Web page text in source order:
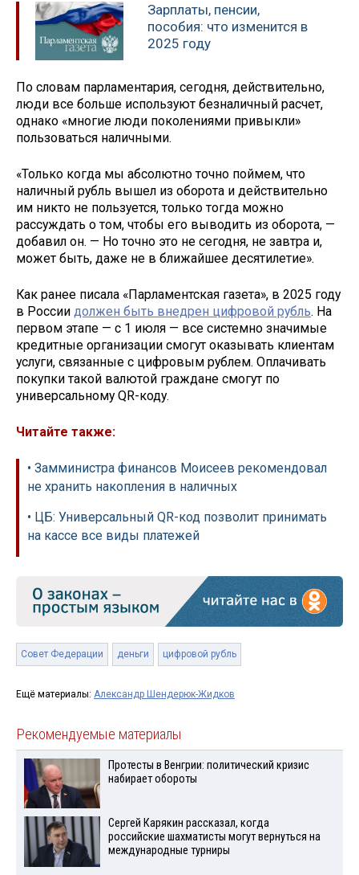
Зарплаты, пенсии,
пособия: что изменится в
2025 году
По словам парламентария, сегодня, действительно,
люди все больше используют безналичный расчет,
однако «многие люди поколениями привыкли»
пользоваться наличными.
«Только когда мы абсолютно точно поймем, что
наличный рубль вышел из оборота и действительно
им никто не пользуется, только тогда можно
рассуждать о том, чтобы его выводить из оборота, —
добавил он. — Но точно это не сегодня, не завтра и,
может быть, даже не в ближайшее десятилетие».
Как ранее писала «Парламентская газета», в 2025 году
в России должен быть внедрен цифровой рубль. На
первом этапе — с 1 июля — все системно значимые
кредитные организации смогут оказывать клиентам
услуги, связанные с цифровым рублем. Оплачивать
покупки такой валютой граждане смогут по
универсальному QR-коду.
Читайте также:
• Замминистра финансов Моисеев рекомендовал
не хранить накопления в наличных
• ЦБ: Универсальный QR-код позволит принимать
на кассе все виды платежей
Совет Федерации деньги цифровой рубль
Ещё материалы: Александр Шендерюк-Жидков
Рекомендуемые материалы
Протесты в Венгрии: политический кризис
набирает обороты
Сергей Карякин рассказал, когда
российские шахматисты могут вернуться на
международные турниры